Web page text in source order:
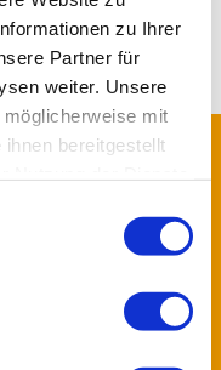
zu Ihrer
Partner für
weiter. Unsere
mit
bereitgestellt